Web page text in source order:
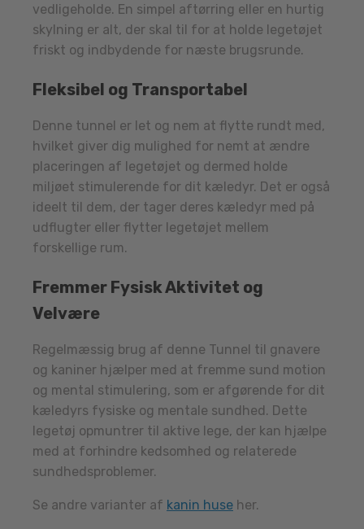
vedligeholde. En simpel aftørring eller en hurtig
skylning er alt, der skal til for at holde legetøjet
friskt og indbydende for næste brugsrunde.
Fleksibel og Transportabel
Denne tunnel er let og nem at flytte rundt med,
hvilket giver dig mulighed for nemt at ændre
placeringen af legetøjet og dermed holde
miljøet stimulerende for dit kæledyr. Det er også
ideelt til dem, der tager deres kæledyr med på
udflugter eller flytter legetøjet mellem
forskellige rum.
Fremmer Fysisk Aktivitet og
Velvære
Regelmæssig brug af denne Tunnel til gnavere
og kaniner hjælper med at fremme sund motion
og mental stimulering, som er afgørende for dit
kæledyrs fysiske og mentale sundhed. Dette
legetøj opmuntrer til aktive lege, der kan hjælpe
med at forhindre kedsomhed og relaterede
sundhedsproblemer.
Se andre varianter af kanin huse her.